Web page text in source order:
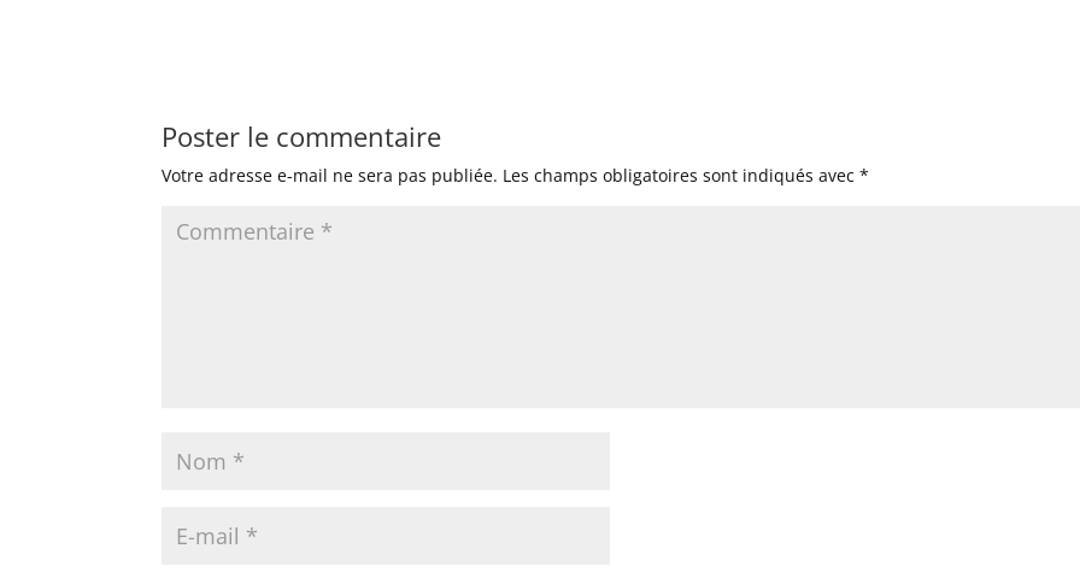
Poster le commentaire
Votre adresse e-mail ne sera pas publiée. Les champs obligatoires sont indiqués avec*